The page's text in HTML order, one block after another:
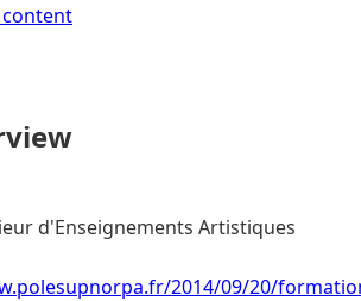
d'Enseignements Artistiques
2014/09/20/